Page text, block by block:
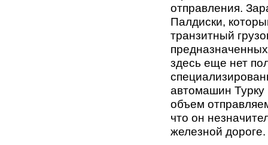
отправления.
Палдиски,
транзитный
здесь еще нет
автомашин
объем
что он
железной дороге.